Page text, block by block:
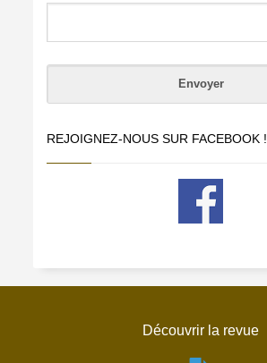
REJOIGNEZ-NOUS SUR FACEBOOK !
Découvrir la revue